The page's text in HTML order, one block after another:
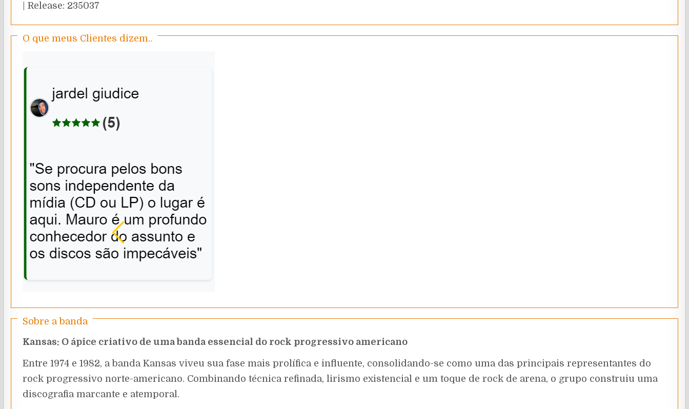
| Release: 235037
O que meus Clientes dizem..
Sobre a banda
Kansas: O ápice criativo de uma banda essencial do rock progressivo americano
Entre 1974 e 1982, a banda Kansas viveu sua fase mais prolífica e influente, consolidando-se como uma das principais representantes do
rock progressivo norte-americano. Combinando técnica refinada, lirismo existencial e um toque de rock de arena, o grupo construiu uma
discografia marcante e atemporal.